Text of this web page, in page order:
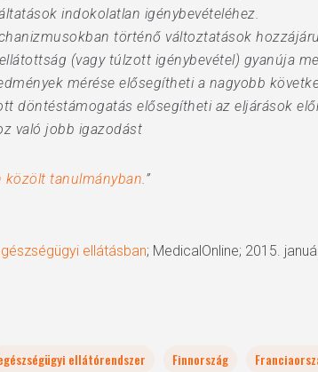
indokolatlan igénybevételéhez.
történő változtatások
(vagy túlzott igénybevétel) gyanúja
mérése elősegítheti a nagyobb
döntéstámogatás elősegítheti az eljárások
való jobb igazodást
közölt tanulmányban.”
ellátásban; MedicalOnline; 2015.
ellátórendszer Finnország